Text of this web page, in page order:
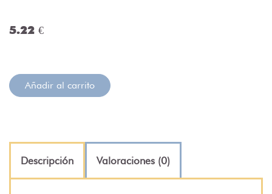
5.22 €
Añadir al carrito
Descripción Valoraciones (0)